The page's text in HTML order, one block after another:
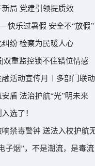
局 党建引领提质效
快乐过暑假 安全不“放假”
纷 检察为民暖人心
双重监控锁不住错位情感
融活动宣传月︱多部门联
盾 法治护航“光”明未来
选了！
响禁毒警钟 送法入校护航
子烟”，不是潮流，是毒流